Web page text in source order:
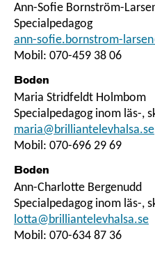
Ann-Sofie Bornström-
Specialpedagog
ann-sofie.bornstrom-
Mobil: 070-459 38 06
Boden
Maria Stridfeldt Holmbom
Specialpedagog inom läs-,
maria@brilliantelevhalsa.se
Mobil: 070-696 29 69
Boden
Ann-Charlotte Bergenudd
Specialpedagog inom läs-,
lotta@brilliantelevhalsa.se
Mobil: 070-634 87 36